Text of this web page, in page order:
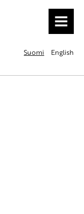
MENU
Suomi
English